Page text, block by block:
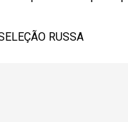
RUSSA